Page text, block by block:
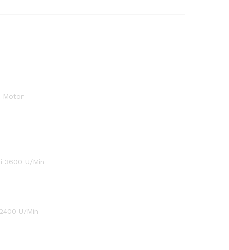
Motor
3600 U/Min
U/Min